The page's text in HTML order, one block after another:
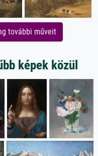
további műveit
képek közül